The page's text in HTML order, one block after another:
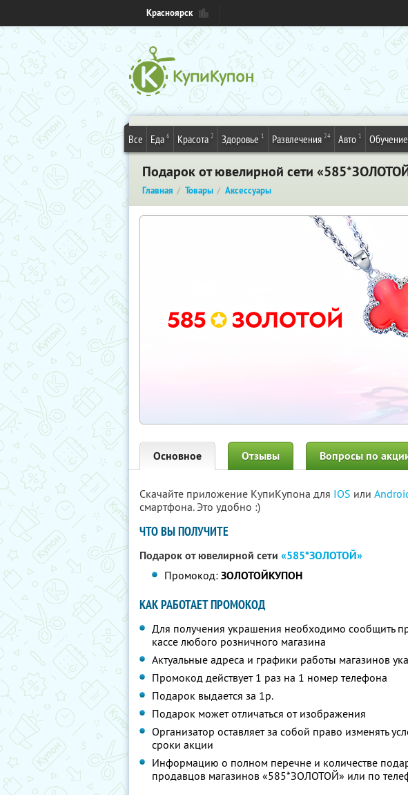
Красноярск
Все Еда 6 Красота 2 Здоровье 1 Развлечения 24 Авто 1 Обучение
Подарок от ювелирной сети
Главная Товары Аксессуары
Основное Отзывы Вопросы по
Скачайте приложение КупиКупона для IOS или
смартфона. Это удобно :)
ЧТО ВЫ ПОЛУЧИТЕ
Подарок от ювелирной сети «585*ЗОЛОТОЙ»
Промокод:ЗОЛОТОЙКУПОН
КАК РАБОТАЕТ ПРОМОКОД
Для получения украшения необходимо сообщить
кассе любого розничного магазина
Актуальные адреса и графики работы магазинов
Промокод действует 1 раз на 1 номер телефона
Подарок выдается за 1р.
Подарок может отличаться от изображения
Организатор оставляет за собой право изменять
сроки акции
Информацию о полном перечне и количестве
продавцов магазинов «585*ЗОЛОТОЙ» или по